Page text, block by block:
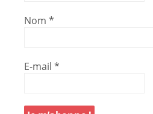
Nom *
E-mail *